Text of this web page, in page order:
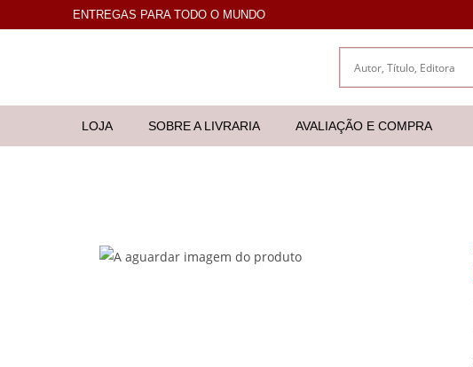
ENTREGAS PARA TODO O MUNDO
LOJA SOBRE A LIVRARIA AVALIAÇÃO E COMPRA